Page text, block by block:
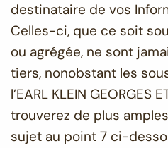
destinataire de vos
Celles-ci, que ce soit
ou agrégée, ne sont
tiers, nonobstant les
l’EARL KLEIN GEORGES
trouverez de plus
sujet au point 7 ci-